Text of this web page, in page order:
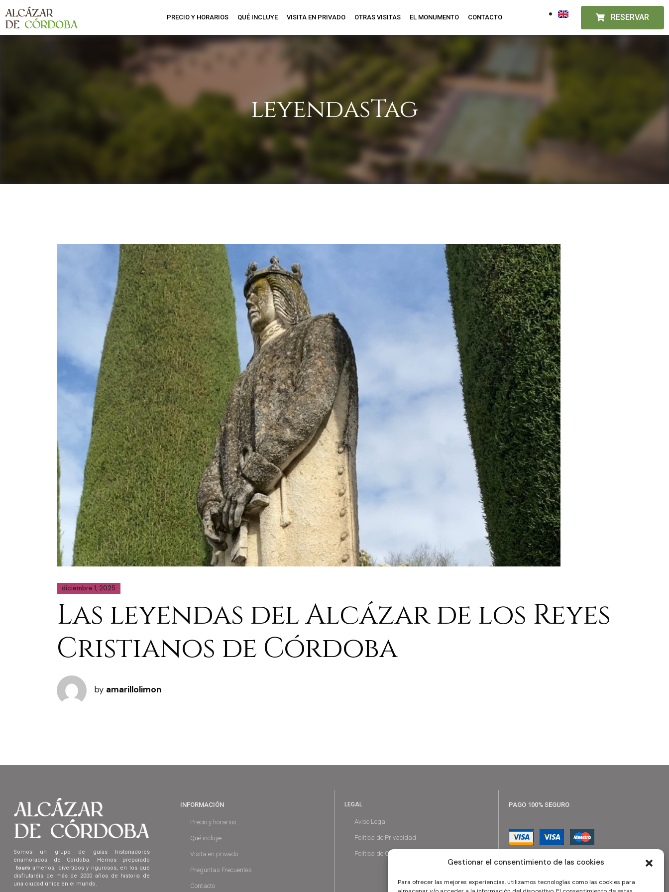
Gestionar el consentimiento de las cookies
Para ofrecer las mejores experiencias, utilizamos tecnologías como las cookies para
PRECIO Y HORARIOS QUÉ INCLUYE VISITA EN PRIVADO OTRAS VISITAS EL MONUMENTO CONTACTO RESERVAR
leyendasTag
diciembre 1, 2025
Las leyendas del Alcázar de los Reyes
Cristianos de Córdoba
by amarillolimon
Somos un grupo de guías historiadores
enamorados de Córdoba. Hemos preparado
tours amenos, divertidos y rigurosos, en los que
disfrutaréis de más de 2000 años de historia de
una ciudad única en el mundo.
INFORMACIÓN
Precio y horarios
Qué incluye
Visita en privado
Preguntas Frecuentes
Contacto
LEGAL
Aviso Legal
Política de Privacidad
Política de Cookies
PAGO 100% SEGURO